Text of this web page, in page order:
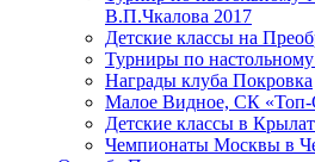
В.П.Чкалова 2017
Детские классы на
Турниры по
Награды клуба Покровка
Малое Видное, СК
Детские классы в
Чемпионаты Москвы в